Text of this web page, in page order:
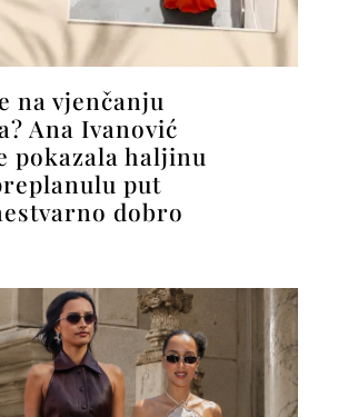
na vjenčanju
Ana Ivanović
pokazala haljinu
put
dobro